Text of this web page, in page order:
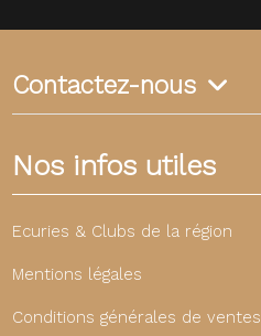
Contactez-nous
Nos infos utiles
Ecuries & Clubs de la région
Mentions légales
Conditions générales de ventes